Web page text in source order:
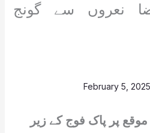
نعروں سے گونج
February 5, 2025
پر پاک فوج کے زیر